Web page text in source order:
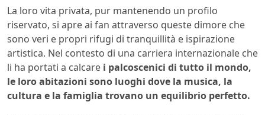
La loro vita privata, pur mantenendo un profilo
riservato, si apre ai fan attraverso queste dimore che
sono veri e propri rifugi di tranquillità e ispirazione
artistica. Nel contesto di una carriera internazionale che
li ha portati a calcare i palcoscenici di tutto il mondo,
le loro abitazioni sono luoghi dove la musica, la
cultura e la famiglia trovano un equilibrio perfetto.